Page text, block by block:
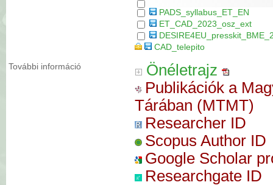
PADS_syllabus_ET_EN
ET_CAD_2023_osz_ext
CAD_telepito
További információ
Önéletrajz
Publikációk a
Tárában (MTMT)
Researcher ID
Scopus Author ID
Google Scholar
Researchgate ID